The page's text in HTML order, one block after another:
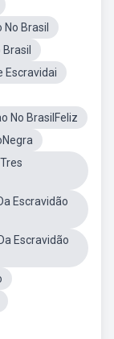
Brasil
Escravidai
No BrasilFeliz
Escravidão
Escravidão